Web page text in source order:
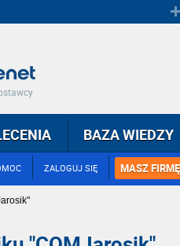
ZALOGUJ SIĘ MASZ
BAZA WIEDZY